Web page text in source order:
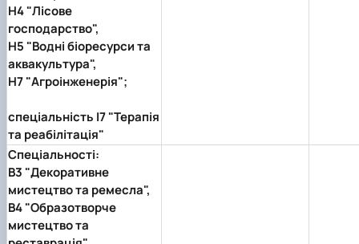
Н4 "Лісове
господарство",
Н5 "Водні біоресурси та
аквакультура",
Н7 "Агроінженерія";
спеціальність I7 "Терапія
та реабілітація"
Спеціальності:
В3 "Декоративне
мистецтво та ремесла",
В4 "Образотворче
мистецтво та